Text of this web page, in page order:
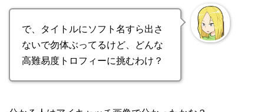
で、タイトルにソフト名すら出さ
ないで勿体ぶってるけど、どんな
高難易度トロフィーに挑むわけ？